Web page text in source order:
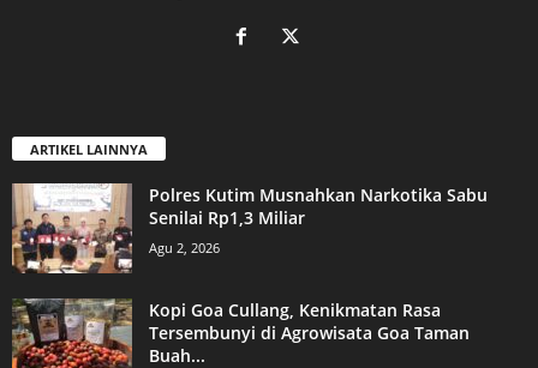
ARTIKEL LAINNYA
Polres Kutim Musnahkan Narkotika Sabu
Senilai Rp1,3 Miliar
Agu 2, 2026
Kopi Goa Cullang, Kenikmatan Rasa
Tersembunyi di Agrowisata Goa Taman
Buah...